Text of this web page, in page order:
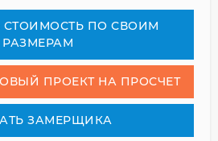
СТОИМОСТЬ ПО СВОИМ
РАЗМЕРАМ
ПРОЕКТ НА ПРОСЧЕТ
ЗАМЕРЩИКА